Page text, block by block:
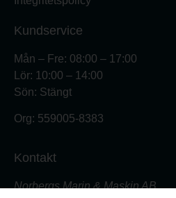
Kundservice
Mån – Fre: 08:00 – 17:00
Lör: 10:00 – 14:00
Sön: Stängt
Org: 559005-8383
Kontakt
Norbergs Marin & Maskin AB